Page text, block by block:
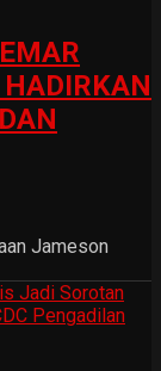
Jameson